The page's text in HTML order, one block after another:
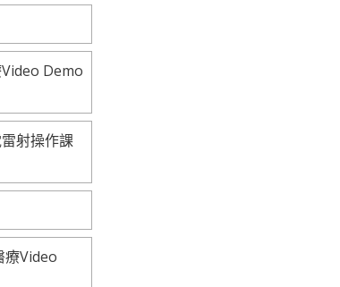
Demo
射操作課
療Video